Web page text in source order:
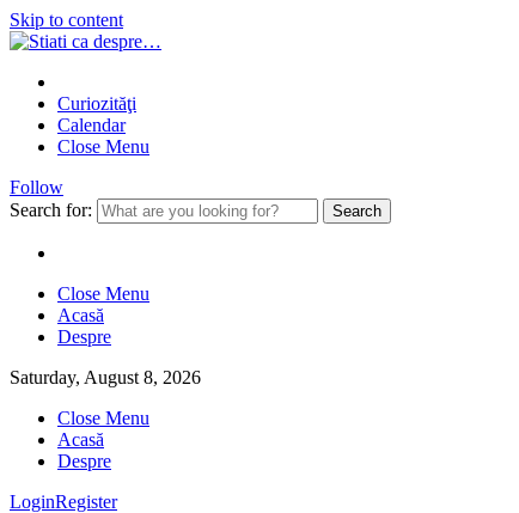
Skip to content
Curiozităţi
Calendar
Close Menu
Follow
Search for:
Close Menu
Acasă
Despre
Saturday, August 8, 2026
Close Menu
Acasă
Despre
LoginRegister